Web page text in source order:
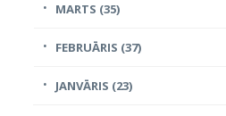
MARTS (35)
FEBRUĀRIS (37)
JANVĀRIS (23)